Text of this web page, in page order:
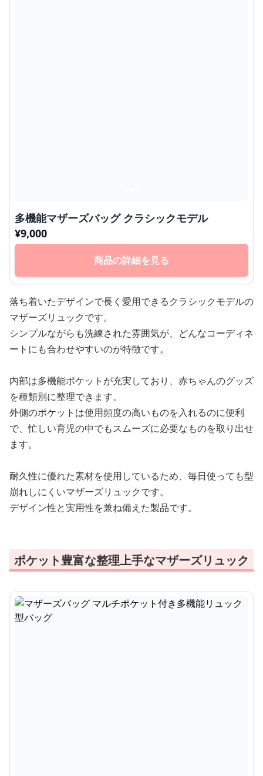
多機能マザーズバッグ クラシックモデル
¥9,000
商品の詳細を見る
落ち着いたデザインで長く愛用できるクラシックモデルの
マザーズリュックです。
シンプルながらも洗練された雰囲気が、どんなコーディネ
ートにも合わせやすいのが特徴です。
内部は多機能ポケットが充実しており、赤ちゃんのグッズ
を種類別に整理できます。
外側のポケットは使用頻度の高いものを入れるのに便利
で、忙しい育児の中でもスムーズに必要なものを取り出せ
ます。
耐久性に優れた素材を使用しているため、毎日使っても型
崩れしにくいマザーズリュックです。
デザイン性と実用性を兼ね備えた製品です。
ポケット豊富な整理上手なマザーズリュック